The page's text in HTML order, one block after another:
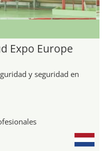
Expo Europe
y seguridad en